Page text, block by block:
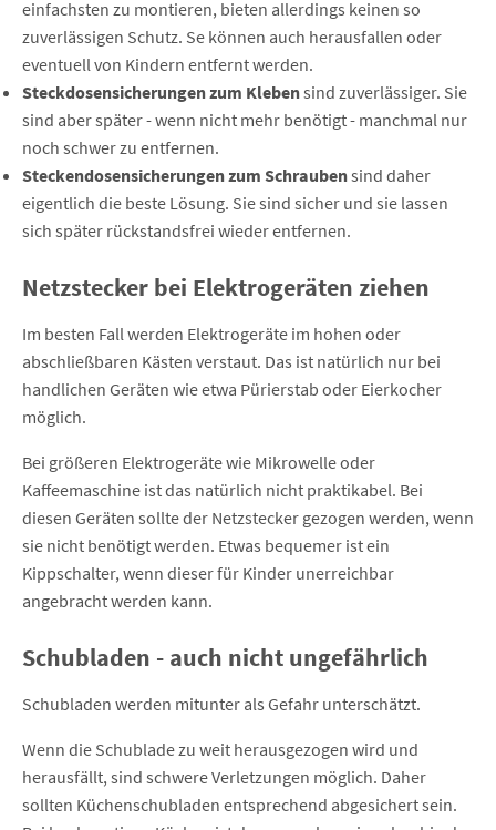
einfachsten zu montieren, bieten allerdings keinen so
zuverlässigen Schutz. Se können auch herausfallen oder
eventuell von Kindern entfernt werden.
Steckdosensicherungen zum Klebensind zuverlässiger. Sie
sind aber später - wenn nicht mehr benötigt - manchmal nur
noch schwer zu entfernen.
Steckendosensicherungen zum Schraubensind daher
eigentlich die beste Lösung. Sie sind sicher und sie lassen
sich später rückstandsfrei wieder entfernen.
Netzstecker bei Elektrogeräten ziehen
Im besten Fall werden Elektrogeräte im hohen oder
abschließbaren Kästen verstaut. Das ist natürlich nur bei
handlichen Geräten wie etwa Pürierstab oder Eierkocher
möglich.
Bei größeren Elektrogeräte wie Mikrowelle oder
Kaffeemaschine ist das natürlich nicht praktikabel. Bei
diesen Geräten sollte der Netzstecker gezogen werden, wenn
sie nicht benötigt werden. Etwas bequemer ist ein
Kippschalter, wenn dieser für Kinder unerreichbar
angebracht werden kann.
Schubladen - auch nicht ungefährlich
Schubladen werden mitunter als Gefahr unterschätzt.
Wenn die Schublade zu weit herausgezogen wird und
herausfällt, sind schwere Verletzungen möglich. Daher
sollten Küchenschubladen entsprechend abgesichert sein.